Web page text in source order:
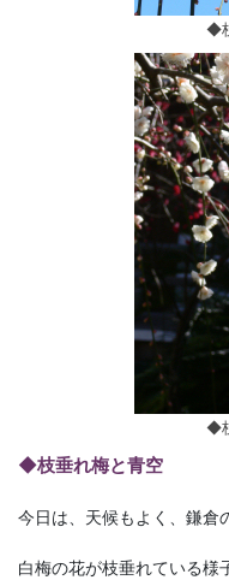
◆
◆
◆枝垂れ梅と青空
今日は、天候もよく、鎌倉
白梅の花が枝垂れている様